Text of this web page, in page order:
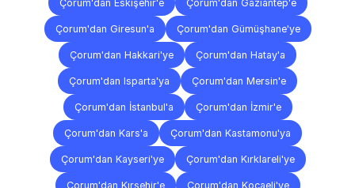
Çorum'dan Eskişehir'e Çorum'dan Gaziantep'e
Çorum'dan Giresun'a Çorum'dan Gümüşhane'ye
Çorum'dan Hakkari'ye Çorum'dan Hatay'a
Çorum'dan Isparta'ya Çorum'dan Mersin'e
Çorum'dan İstanbul'a Çorum'dan İzmir'e
Çorum'dan Kars'a Çorum'dan Kastamonu'ya
Çorum'dan Kayseri'ye Çorum'dan Kırklareli'ye
Çorum'dan Kırşehir'e Çorum'dan Kocaeli'ye